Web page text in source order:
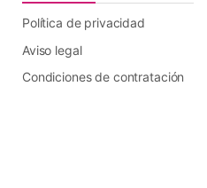
Política de privacidad
Aviso legal
Condiciones de contratación